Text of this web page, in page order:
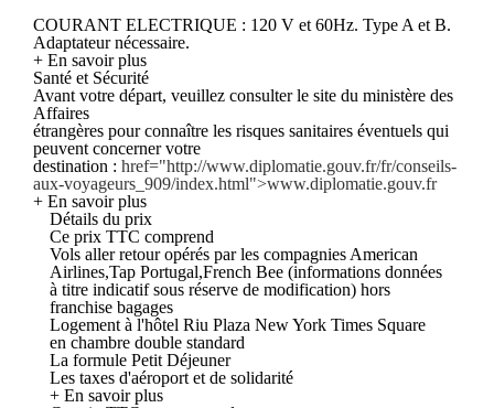
COURANT ELECTRIQUE : 120 V et 60Hz. Type A et B.
Adaptateur nécessaire.
+ En savoir plus
Santé et Sécurité
Avant votre départ, veuillez consulter le site du ministère des
Affaires
étrangères pour connaître les risques sanitaires éventuels qui
peuvent concerner votre
destination : href="http://www.diplomatie.gouv.fr/fr/conseils-
aux-voyageurs_909/index.html">www.diplomatie.gouv.fr
+ En savoir plus
Détails du prix
Ce prix TTC comprend
Vols aller retour opérés par les compagnies American
Airlines,Tap Portugal,French Bee (informations données
à titre indicatif sous réserve de modification) hors
franchise bagages
Logement à l'hôtel Riu Plaza New York Times Square
en chambre double standard
La formule Petit Déjeuner
Les taxes d'aéroport et de solidarité
+ En savoir plus